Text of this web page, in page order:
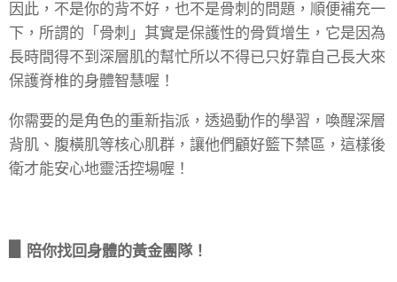
因此，不是你的背不好，也不是骨刺的問題，順便補充一
下，所謂的「骨刺」其實是保護性的骨質增生，它是因為
長時間得不到深層肌的幫忙所以不得已只好靠自己長大來
保護脊椎的身體智慧喔！
你需要的是角色的重新指派，透過動作的學習，喚醒深層
背肌、腹橫肌等核心肌群，讓他們顧好籃下禁區，這樣後
衛才能安心地靈活控場喔！
陪你找回身體的黃金團隊！